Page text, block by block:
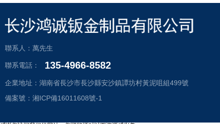
聯系人：萬先生
聯系電話： 135-4966-8582
企業地址：湖南省長沙市長沙縣安沙鎮譚坊村黃泥咀組499號
備案號：湘ICP備16011608號-1